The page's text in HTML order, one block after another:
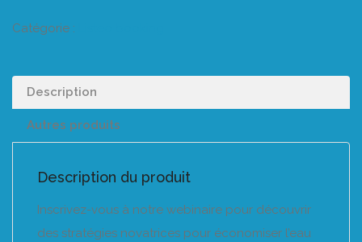
Catégorie :
Description
Autres produits
Description du produit
Inscrivez-vous à notre webinaire pour découvrir
des stratégies novatrices pour économiser l’eau